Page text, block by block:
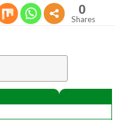
0
Shares